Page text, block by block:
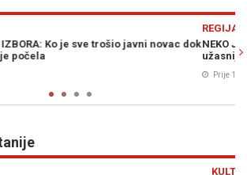
UBIO DEVET INVALIDA U KOLICIMA: "Ništa
vidio"